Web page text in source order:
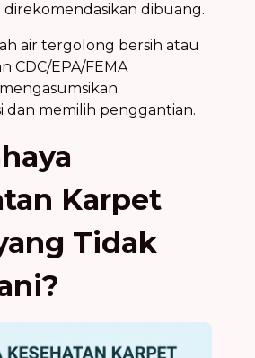
dibuang.
air tergolong bersih atau
CDC/EPA/FEMA
dan memilih penggantian.
Karpet
Tidak